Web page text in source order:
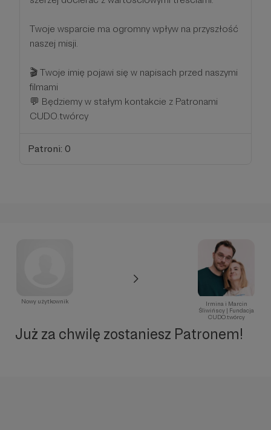
Twoje wsparcie ma ogromny wpływ na przyszłość
naszej misji.
🎬 Twoje imię pojawi się w napisach przed naszymi
filmami
💬 Będziemy w stałym kontakcie z Patronami
CUDO.twórcy
Patroni: 0
Nowy użytkownik
Irmina i Marcin
Śliwińscy | Fundacja
CUDO.twórcy
Już za chwilę zostaniesz Patronem!